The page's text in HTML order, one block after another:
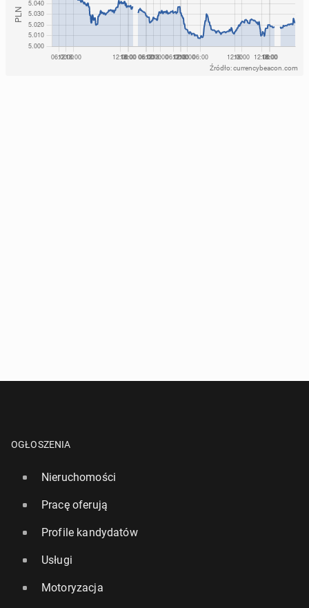
Źródło: currencybeacon.com
OGŁOSZENIA
Nieruchomości
Pracę oferują
Profile kandydatów
Usługi
Motoryzacja